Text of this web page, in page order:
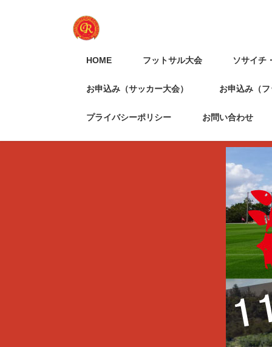
HOME フットサル大会 ソサイチ
お申込み（サッカー大会） お申込み（フ
プライバシーポリシー お問い合わせ